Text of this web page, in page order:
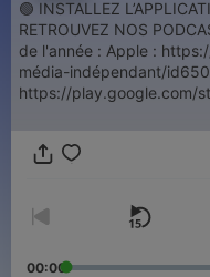
🟢 INSTALLEZ
RETROUVEZ NOS
de l'année : Apple : https://apps.apple.com/fr/app/élucid-
média-indépendant/
https://play.google.com/
👉 Retrouvez y
média 100%
dose d'esprit critique -
l’actualité !
00:00